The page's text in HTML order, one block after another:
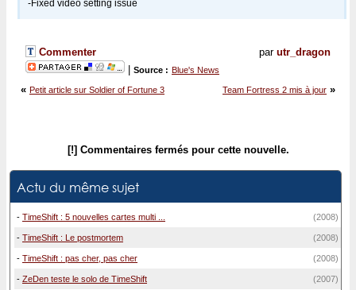
-Fixed video setting issue
par utr_dragon
Commenter
| Source : Blue's News
Team Fortress 2 mis à jour »
« Petit article sur Soldier of Fortune 3
[!] Commentaires fermés pour cette nouvelle.
Actu du même sujet
- TimeShift : 5 nouvelles cartes multi ... (2008)
- TimeShift : Le postmortem (2008)
- TimeShift : pas cher, pas cher (2008)
- ZeDen teste le solo de TimeShift (2007)